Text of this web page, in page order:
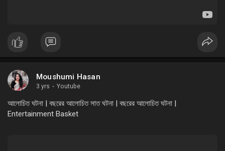
Moushumi Hasan
3 yrs · Youtube
আলোচিত ঘটনা | বছরের আলোচিত সাত ঘটনা | বছরের আলোচিত ঘটনা |
Entertainment Basket